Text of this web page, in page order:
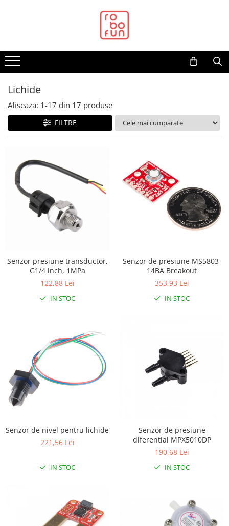
Arduino Original
Arduino Compatibil
Raspberry PI
Alimentare
Racire
Accesorii
Audio
Cabluri si Conectori
Camera
Adaptoare si convertoare
Convertor USB la serial
Datalogger
LCD
Module
Multiplexor
Radio
Lichide
Afiseaza: 1-17 din 17 produse
FILTRE
Senzor presiune transductor,
G1/4 inch, 1MPa
122,88 Lei
IN STOC
Senzor de presiune MS5803-
14BA Breakout
353,93 Lei
IN STOC
Senzor de nivel pentru lichide
221,56 Lei
IN STOC
Senzor de presiune
diferential MPX5010DP
190,68 Lei
IN STOC